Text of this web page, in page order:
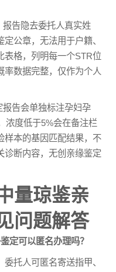
告隐去委托人真实姓
公章，无法用于户籍、
表格，列明每一个STR位
率数据完整，仅作为个人
告会单独标注孕妇孕
浓度低于5%会在备注栏
样本的基因匹配结果，不
诊断内容，无创亲缘鉴定
量琼鉴亲
问题解答
定可以匿名办理吗？
托人可匿名寄送指甲、